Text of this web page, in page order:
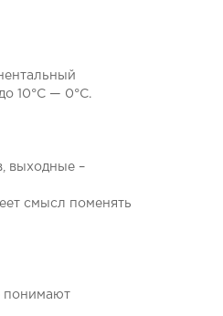
10°С — 0°С.
выходные –
смысл поменять
понимают